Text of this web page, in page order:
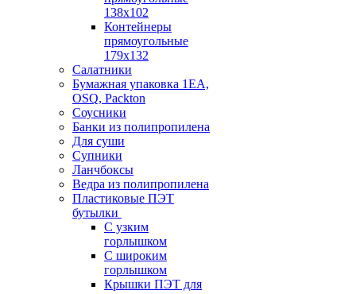
138х102
Контейнеры
прямоугольные
179х132
Салатники
Бумажная упаковка 1ЕА,
OSQ, Packton
Соусники
Банки из полипропилена
Для суши
Супники
Ланчбоксы
Ведра из полипропилена
Пластиковые ПЭТ
бутылки
С узким
горлышком
С широким
горлышком
Крышки ПЭТ для